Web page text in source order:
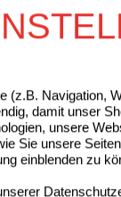
(z.B. Navigation,
damit unser
unsere
Sie unsere
einblenden zu
AVP***
Unser Preis *